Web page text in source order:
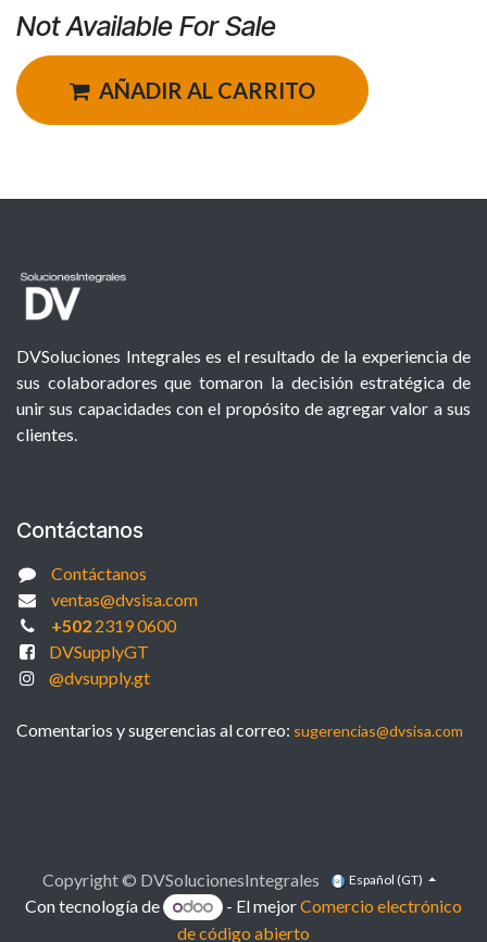
Not Available For Sale
AÑADIR AL CARRITO
DVSoluciones Integrales es el resultado de la experiencia de
sus colaboradores que tomaron la decisión estratégica de
unir sus capacidades con el propósito de agregar valor a sus
clientes.
Contáctanos
Contáctanos
ventas@dvsisa.com
+5022319 0600
DVSupplyGT
@dvsupply.gt
Comentarios y sugerencias al correo: sugerencias@dvsisa.com
Copyright © DVSolucionesIntegrales Español (GT)
Con tecnología de - El mejorComercio electrónico
de código abierto